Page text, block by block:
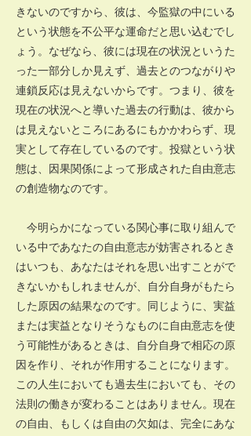
きないのですから、彼は、今監獄の中にいる
という状態を不公平な運命だと思い込むでし
ょう。なぜなら、彼には現在の状況というた
った一部分しか見えず、過去とのつながりや
連鎖反応は見えないからです。つまり、彼を
現在の状況へと導いた過去の行動は、彼から
は見えないところにあるにもかかわらず、現
実として存在しているのです。投獄という状
態は、因果関係によって形成された自由意志
の創造物なのです。
今明らかになっている関心事に取り組んで
いる中であなたの自由意志が妨害されるとき
はいつも、あなたはそれを思い出すことがで
きないかもしれませんが、自分自身がもたら
した原因の結果なのです。同じように、実益
または実益となりそうなものに自由意志を使
う可能性があるときは、自分自身で相応の原
因を作り、それが作用することになります。
この人生においても過去生においても、その
法則の働きが変わることはありません。現在
の自由、もしくは自由の欠如は、完全にあな